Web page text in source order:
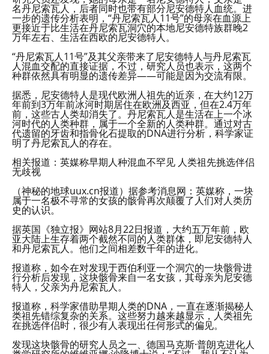
名丹尼索瓦人，后者同时也带有部分尼安德特人血统。进
一步的遗传分析表明，“丹尼索瓦人11号”的母亲在血源上
更接近于比生活在丹尼索瓦洞穴的本地尼安德特族群晚2
万年左右、生活在西欧的尼安德特人。
“丹尼索瓦人11号”及其父亲带来了尼安德特人与丹尼索瓦
人混血交配的直接证据，不过，研究人员也表示，这两个
种群依然具有明显的遗传差异——可能是因为交流有限。
据悉，尼安德特人是现代欧洲人祖先的近亲，在大约12万
年前到3万年前冰河时期居住在欧洲及西亚，但在2.4万年
前，这些古人类却消失了。丹尼索瓦人是生活在上一个冰
河时代的人类种群，属于一个全新的人类种群。通过对古
代遗留的牙齿和指骨化石提取的DNA进行分析，科学家证
明了丹尼索瓦人的存在。
相关报道：英媒称早期人种混血不罕见 人类祖先挑选伴侣
无歧视
（神秘的地球uux.cn报道）据参考消息网：英媒称，一块
属于一名极不寻常的女孩的骸骨再次颠覆了人们对人类历
史的认识。
据英国《独立报》网站8月22日报道，大约五万年前，欧
亚大陆上生存着两个截然不同的人类群体，即尼安德特人
和丹尼索瓦人。他们之间相差数千年的进化。
报道称，如今在对发现于西伯利亚一个洞穴的一块骸骨进
行分析后发现，这块骸骨来自一名女孩，其母亲为尼安德
特人，父亲为丹尼索瓦人。
报道称，科学家借助早期人类的DNA，一直在逐渐揭秘人
类祖先错综复杂的关系。这些努力越来越显示，人类祖先
在挑选伴侣时，很少有人表现出任何形式的偏见。
发现这块骸骨的研究人员之一、德国马克斯·普朗克进化人